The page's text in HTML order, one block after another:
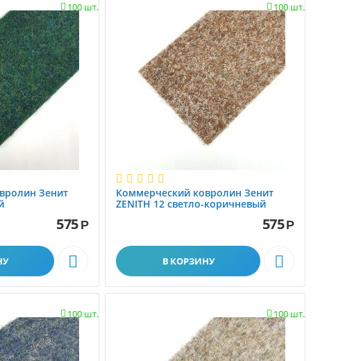
100 шт.

Зенит
575 Р

100 шт.

Коммерческий ковролин Зенит
ZENITH 12 светло-коричневый
575Р
В КОРЗИНУ 
100 шт.
 100 шт.
